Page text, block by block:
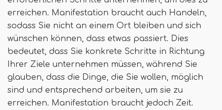
erreichen. Manifestation braucht auch Handeln,
sodass Sie nicht an einem Ort bleiben und sich
wünschen können, dass etwas passiert. Dies
bedeutet, dass Sie konkrete Schritte in Richtung
Ihrer Ziele unternehmen müssen, während Sie
glauben, dass die Dinge, die Sie wollen, möglich
sind und entsprechend arbeiten, um sie zu
erreichen. Manifestation braucht jedoch Zeit.